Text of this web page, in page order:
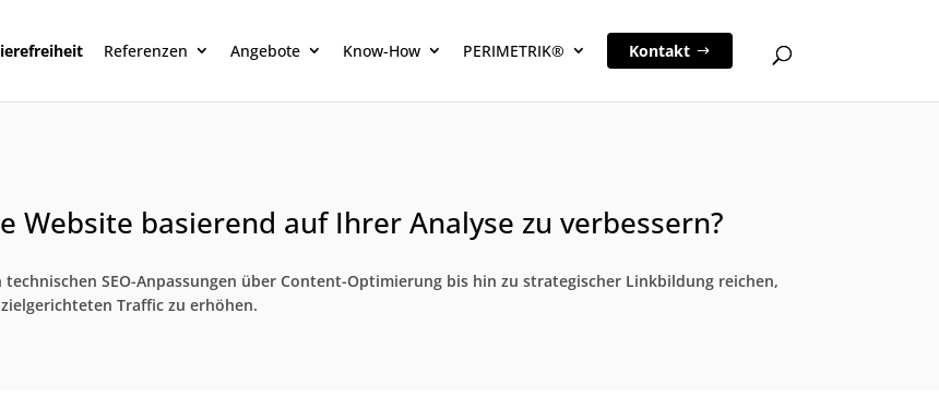
Referenzen Angebote Know-How PERIMETRIK® Kontakt
Website basierend auf Ihrer Analyse zu verbessern?
SEO-Anpassungen über Content-Optimierung bis hin zu strategischer Linkbildung reichen,
Traffic zu erhöhen.